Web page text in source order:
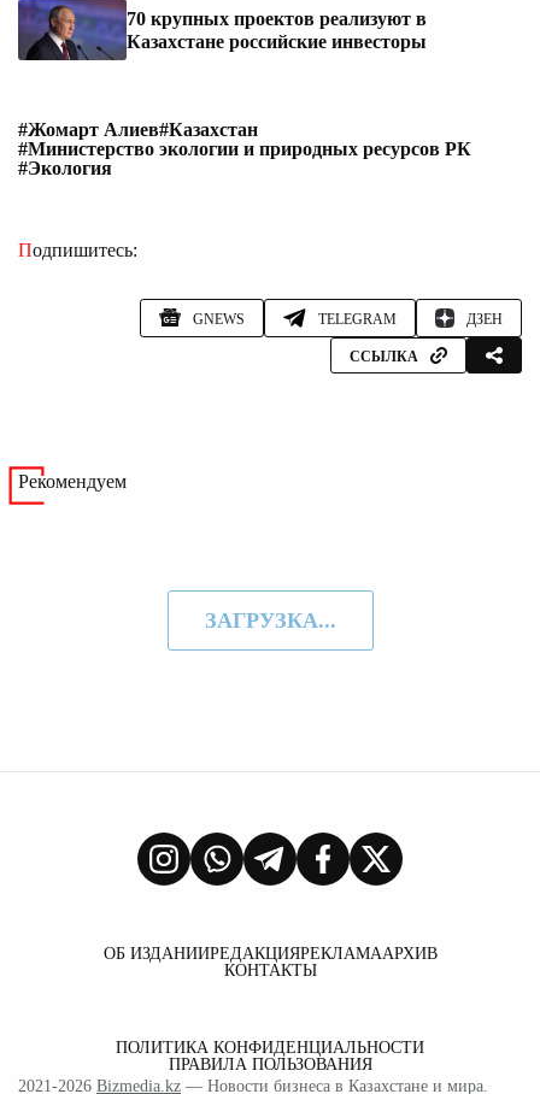
70 крупных проектов реализуют в
Казахстане российские инвесторы
#Жомарт Алиев#Казахстан
#Министерство экологии и природных ресурсов РК
#Экология
Подпишитесь:
GNEWS TELEGRAM ДЗЕН
ССЫЛКА
Рекомендуем
ЗАГРУЗКА...
ОБ ИЗДАНИИРЕДАКЦИЯРЕКЛАМААРХИВ
КОНТАКТЫ
ПОЛИТИКА КОНФИДЕНЦИАЛЬНОСТИ
ПРАВИЛА ПОЛЬЗОВАНИЯ
2021-2026 Bizmedia.kz — Новости бизнеса в Казахстане и мира.